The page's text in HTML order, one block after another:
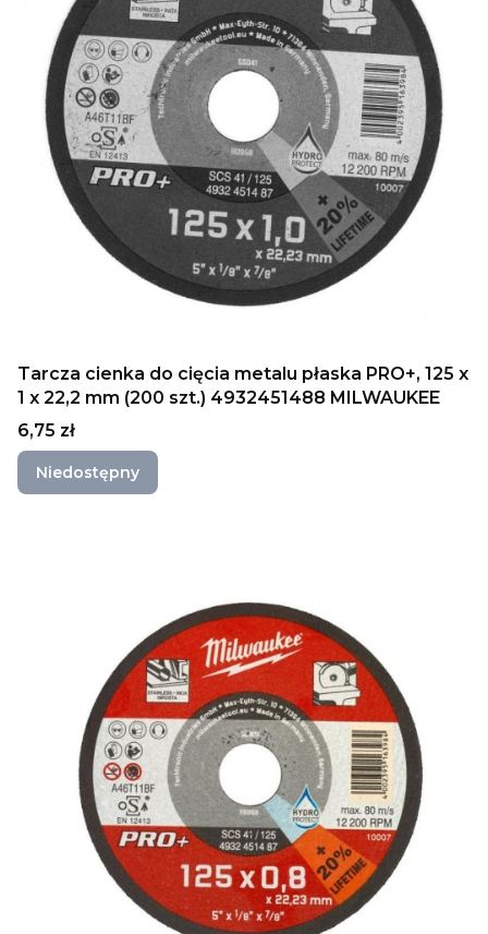
Tarcza cienka do cięcia metalu płaska PRO+, 125 x
1 x 22,2 mm (200 szt.) 4932451488 MILWAUKEE
Cena
6,75 zł
Niedostępny